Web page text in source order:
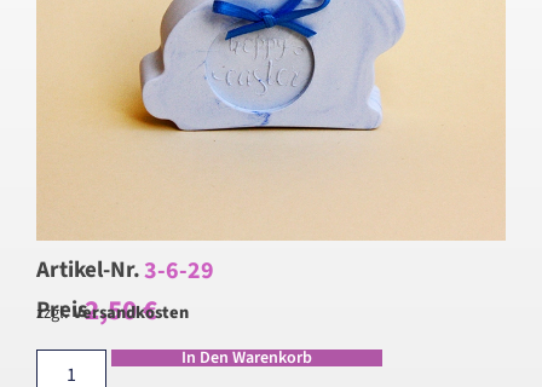
Artikel-Nr.3-6-29
Preis2,50€
zzgl.Versandkosten
In Den Warenkorb